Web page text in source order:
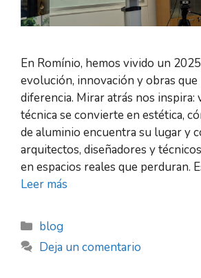
En Romínio, hemos vivido un
evolución, innovación y obras que
diferencia. Mirar atrás nos inspira:
técnica se convierte en estética,
de aluminio encuentra su lugar y
arquitectos, diseñadores y
en espacios reales que perduran.
Leer más
blog
Deja un comentario